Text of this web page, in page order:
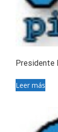
Presidente
Leer más